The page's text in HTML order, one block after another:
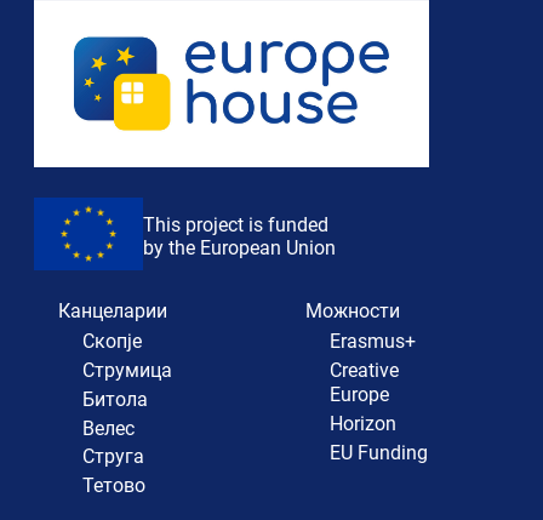
This project is funded
by the European Union
Канцеларии
Скопје
Струмица
Битола
Велес
Струга
Тетово
Можности
Erasmus+
Creative
Europe
Horizon
EU Funding